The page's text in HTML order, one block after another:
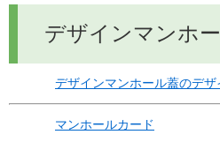
デザインマンホ
デザインマンホール蓋のデザ
マンホールカード